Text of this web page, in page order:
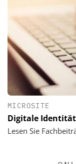
MICROSITE
Digitale Identität
Lesen Sie